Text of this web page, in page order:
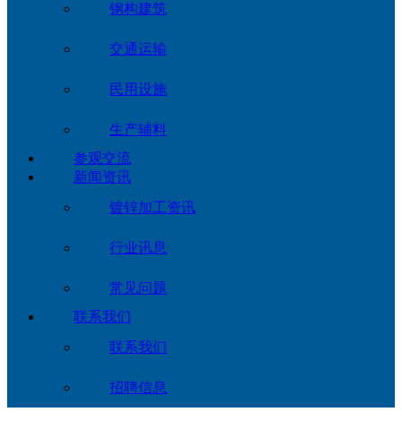
钢构建筑
交通运输
民用设施
生产辅料
参观交流
新闻资讯
镀锌加工资讯
行业讯息
常见问题
联系我们
联系我们
招聘信息